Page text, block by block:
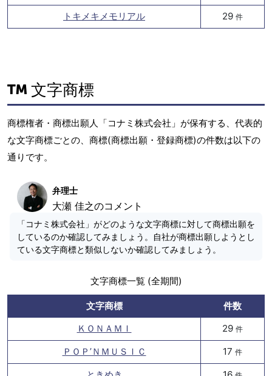
トキメキメモリアル 29 件
文字商標
商標権者・商標出願人「コナミ株式会社」が保有する、代表的
な文字商標ごとの、商標(商標出願・登録商標)の件数は以下の
通りです。
弁理士
大瀬 佳之のコメント
「コナミ株式会社」がどのような文字商標に対して商標出願を
しているのか確認してみましょう。自社が商標出願しようとし
ている文字商標と類似しないか確認してみましょう。
文字商標一覧 (全期間)
文字商標
件数
ＫＯＮＡＭＩ
29 件
ＰＯＰ’ＮＭＵＳＩＣ 17 件